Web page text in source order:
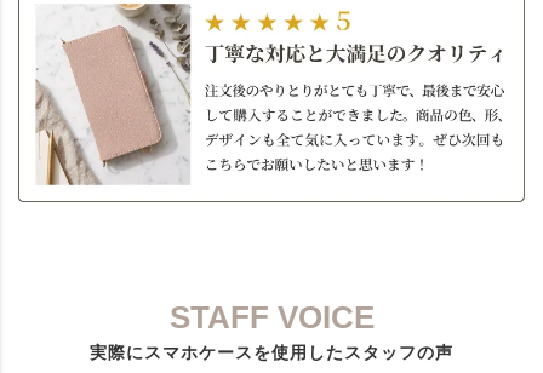
STAFF VOICE
実際にスマホケースを使用したスタッフの声